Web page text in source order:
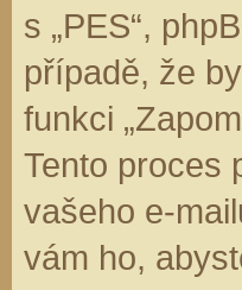
s „PES“,
případě, že
funkci
Tento proces
vašeho e-
vám ho,